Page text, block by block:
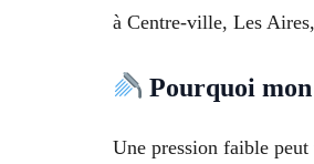
à Centre-ville, Les
Pourquoi mon
Une pression faible